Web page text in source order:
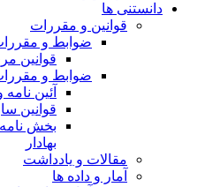
دانستنی ها
قوانین و مقررات
ضوابط و
قوانين
ضوابط و
آئین
قوانین
بخش
بهادار
مقالات و یادداشت
آمار و داده ها